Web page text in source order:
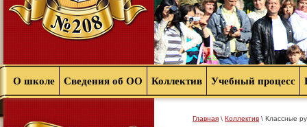
О школе Сведения об ОО Коллектив Учебный процесс
Главная \ Коллектив \ Классные